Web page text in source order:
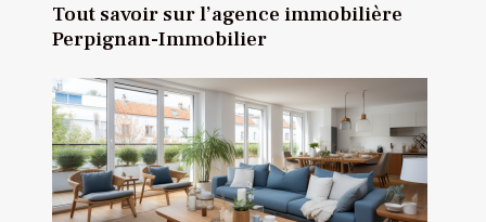
Tout savoir sur l’agence immobilière
Perpignan-Immobilier